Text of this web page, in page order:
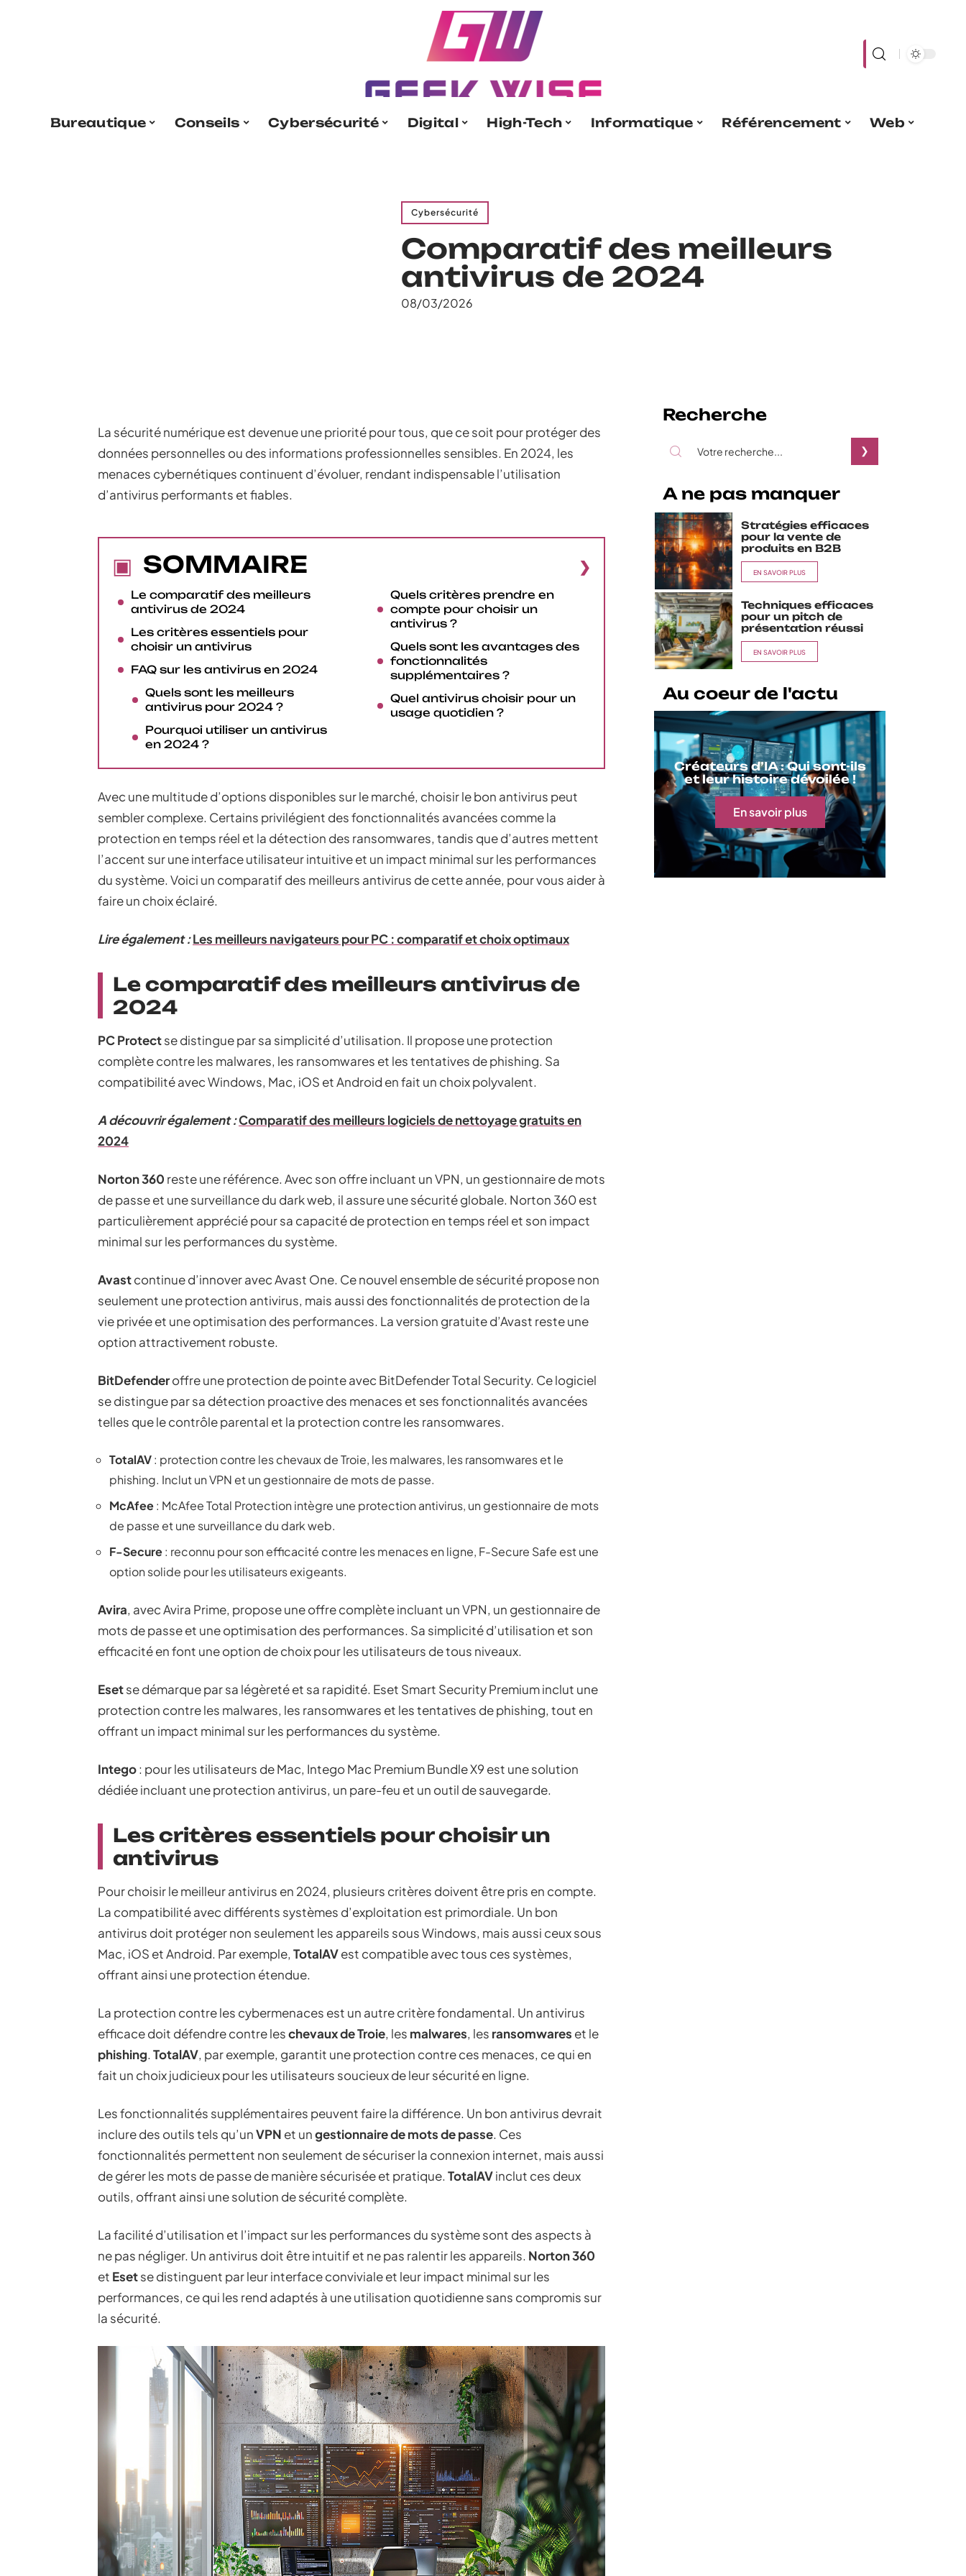
Bureautique Conseils Cybersécurité Digital High-Tech Informatique Référencement Web
Cybersécurité
Comparatif des meilleurs
antivirus de 2024
08/03/2026
La sécurité numérique est devenue une priorité pour tous, que ce soit pour protéger des
données personnelles ou des informations professionnelles sensibles. En 2024, les
menaces cybernétiques continuent d’évoluer, rendant indispensable l’utilisation
d’antivirus performants et fiables.
SOMMAIRE
Le comparatif des meilleurs
antivirus de 2024
Les critères essentiels pour
choisir un antivirus
FAQ sur les antivirus en 2024
Quels sont les meilleurs
antivirus pour 2024 ?
Pourquoi utiliser un antivirus
en 2024 ?
Quels critères prendre en
compte pour choisir un
antivirus ?
Quels sont les avantages des
fonctionnalités
supplémentaires ?
Quel antivirus choisir pour un
usage quotidien ?
Avec une multitude d’options disponibles sur le marché, choisir le bon antivirus peut
sembler complexe. Certains privilégient des fonctionnalités avancées comme la
protection en temps réel et la détection des ransomwares, tandis que d’autres mettent
l’accent sur une interface utilisateur intuitive et un impact minimal sur les performances
du système. Voici un comparatif des meilleurs antivirus de cette année, pour vous aider à
faire un choix éclairé.
Lire également :Les meilleurs navigateurs pour PC : comparatif et choix optimaux
Le comparatif des meilleurs antivirus de
2024
PC Protectse distingue par sa simplicité d’utilisation. Il propose une protection
complète contre les malwares, les ransomwares et les tentatives de phishing. Sa
compatibilité avec Windows, Mac, iOS et Android en fait un choix polyvalent.
A découvrir également :Comparatif des meilleurs logiciels de nettoyage gratuits en
2024
Norton 360 reste une référence. Avec son offre incluant un VPN, un gestionnaire de mots
de passe et une surveillance du dark web, il assure une sécurité globale. Norton 360 est
particulièrement apprécié pour sa capacité de protection en temps réel et son impact
minimal sur les performances du système.
Avastcontinue d’innover avec Avast One. Ce nouvel ensemble de sécurité propose non
seulement une protection antivirus, mais aussi des fonctionnalités de protection de la
vie privée et une optimisation des performances. La version gratuite d’Avast reste une
option attractivement robuste.
BitDefenderoffre une protection de pointe avec BitDefender Total Security. Ce logiciel
se distingue par sa détection proactive des menaces et ses fonctionnalités avancées
telles que le contrôle parental et la protection contre les ransomwares.
TotalAV: protection contre les chevaux de Troie, les malwares, les ransomwares et le
phishing. Inclut un VPN et un gestionnaire de mots de passe.
McAfee: McAfee Total Protection intègre une protection antivirus, un gestionnaire de mots
de passe et une surveillance du dark web.
F-Secure: reconnu pour son efficacité contre les menaces en ligne, F-Secure Safe est une
option solide pour les utilisateurs exigeants.
Avira, avec Avira Prime, propose une offre complète incluant un VPN, un gestionnaire de
mots de passe et une optimisation des performances. Sa simplicité d’utilisation et son
efficacité en font une option de choix pour les utilisateurs de tous niveaux.
Esetse démarque par sa légèreté et sa rapidité. Eset Smart Security Premium inclut une
protection contre les malwares, les ransomwares et les tentatives de phishing, tout en
offrant un impact minimal sur les performances du système.
Intego: pour les utilisateurs de Mac, Intego Mac Premium Bundle X9 est une solution
dédiée incluant une protection antivirus, un pare-feu et un outil de sauvegarde.
Les critères essentiels pour choisir un
antivirus
Pour choisir le meilleur antivirus en 2024, plusieurs critères doivent être pris en compte.
La compatibilité avec différents systèmes d’exploitation est primordiale. Un bon
antivirus doit protéger non seulement les appareils sous Windows, mais aussi ceux sous
Mac, iOS et Android. Par exemple, TotalAVest compatible avec tous ces systèmes,
offrant ainsi une protection étendue.
La protection contre les cybermenaces est un autre critère fondamental. Un antivirus
efficace doit défendre contre leschevaux de Troie, les malwares, les ransomwares et le
phishing. TotalAV, par exemple, garantit une protection contre ces menaces, ce qui en
fait un choix judicieux pour les utilisateurs soucieux de leur sécurité en ligne.
Les fonctionnalités supplémentaires peuvent faire la différence. Un bon antivirus devrait
inclure des outils tels qu’unVPN et ungestionnaire de mots de passe. Ces
fonctionnalités permettent non seulement de sécuriser la connexion internet, mais aussi
de gérer les mots de passe de manière sécurisée et pratique. TotalAVinclut ces deux
outils, offrant ainsi une solution de sécurité complète.
La facilité d’utilisation et l’impact sur les performances du système sont des aspects à
ne pas négliger. Un antivirus doit être intuitif et ne pas ralentir les appareils. Norton 360
et Esetse distinguent par leur interface conviviale et leur impact minimal sur les
performances, ce qui les rend adaptés à une utilisation quotidienne sans compromis sur
la sécurité.
Recherche
A ne pas manquer
Stratégies efficaces
pour la vente de
produits en B2B
EN SAVOIR PLUS
Techniques efficaces
pour un pitch de
présentation réussi
EN SAVOIR PLUS
Au coeur de l'actu
Créateurs d’IA : Qui sont-ils
et leur histoire dévoilée !
En savoir plus